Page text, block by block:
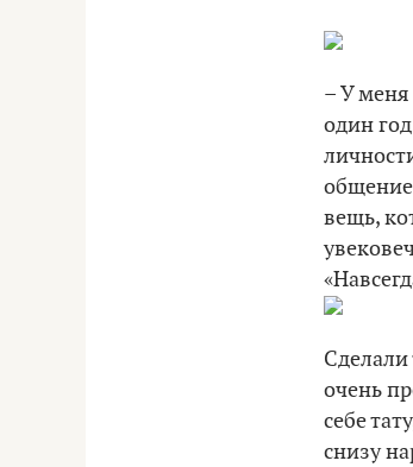
– У
один
общение
вещь,
очень
себе
снизу